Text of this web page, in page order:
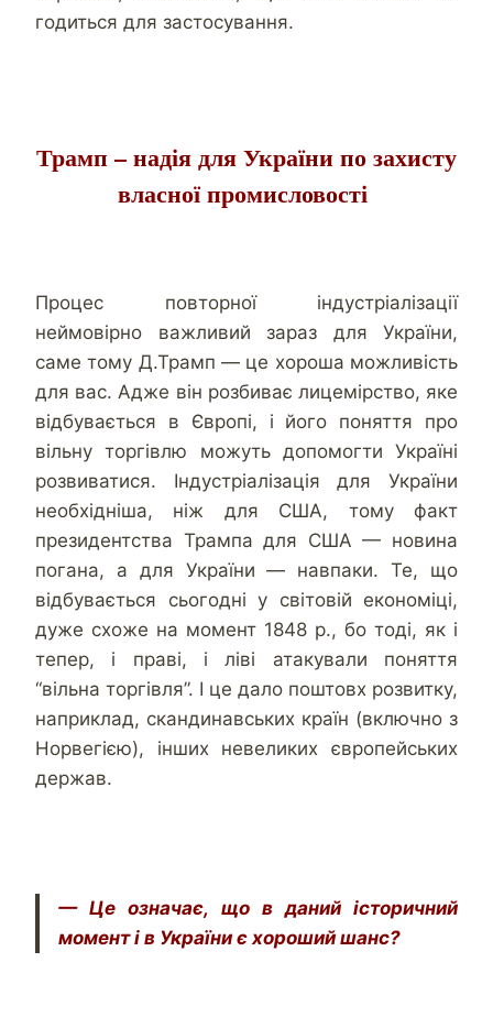
годиться для застосування.
Трамп – надія для України по захисту
власної промисловості
Процес повторної індустріалізації
неймовірно важливий зараз для України,
саме тому Д.Трамп — це хороша можливість
для вас. Адже він розбиває лицемірство, яке
відбувається в Європі, і його поняття про
вільну торгівлю можуть допомогти Україні
розвиватися. Індустріалізація для України
необхідніша, ніж для США, тому факт
президентства Трампа для США — новина
погана, а для України — навпаки. Те, що
відбувається сьогодні у світовій економіці,
дуже схоже на момент 1848 р., бо тоді, як і
тепер, і праві, і ліві атакували поняття
“вільна торгівля”. І це дало поштовх розвитку,
наприклад, скандинавських країн (включно з
Норвегією), інших невеликих європейських
держав.
— Це означає, що в даний історичний
момент і в України є хороший шанс?